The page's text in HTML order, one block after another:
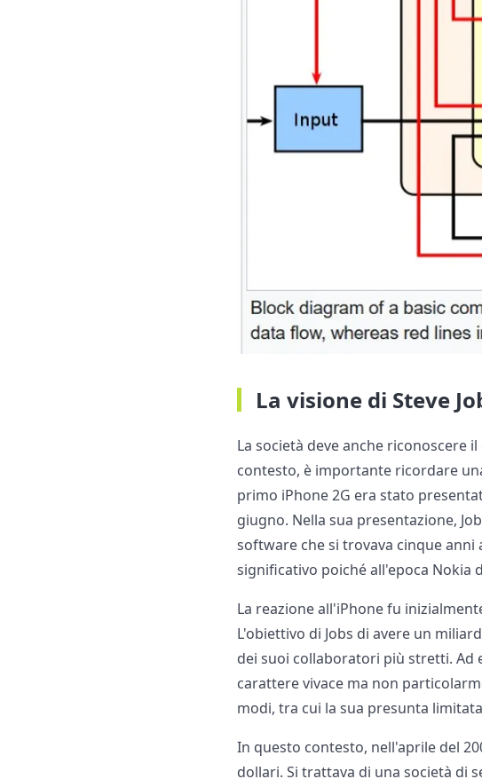
La visione di Steve
La società deve anche riconoscere
contesto, è importante ricordare
primo iPhone 2G era stato
giugno. Nella sua presentazione,
software che si trovava cinque
significativo poiché all'epoca Nokia
La reazione all'iPhone fu
L'obiettivo di Jobs di avere un
dei suoi collaboratori più stretti. Ad
carattere vivace ma non
modi, tra cui la sua presunta
In questo contesto, nell'aprile del
dollari. Si trattava di una società di